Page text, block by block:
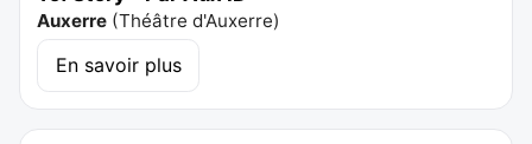
Auxerre (Théâtre d'Auxerre)
En savoir plus